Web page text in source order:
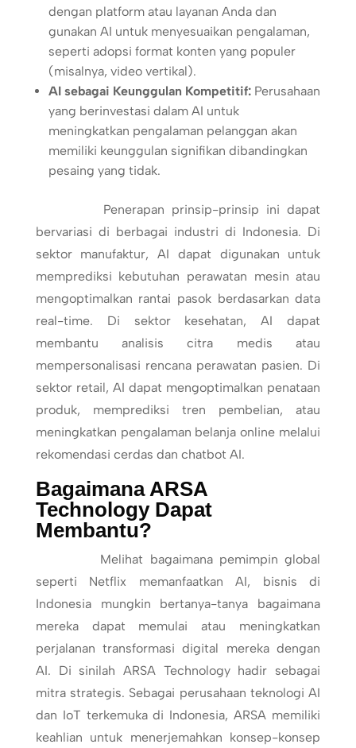
dengan platform atau layanan Anda dan
gunakan AI untuk menyesuaikan pengalaman,
seperti adopsi format konten yang populer
(misalnya, video vertikal).
AI sebagai Keunggulan Kompetitif:Perusahaan
yang berinvestasi dalam AI untuk
meningkatkan pengalaman pelanggan akan
memiliki keunggulan signifikan dibandingkan
pesaing yang tidak.
Penerapan prinsip-prinsip ini dapat
bervariasi di berbagai industri di Indonesia. Di
sektor manufaktur, AI dapat digunakan untuk
memprediksi kebutuhan perawatan mesin atau
mengoptimalkan rantai pasok berdasarkan data
real-time. Di sektor kesehatan, AI dapat
membantu analisis citra medis atau
mempersonalisasi rencana perawatan pasien. Di
sektor retail, AI dapat mengoptimalkan penataan
produk, memprediksi tren pembelian, atau
meningkatkan pengalaman belanja online melalui
rekomendasi cerdas dan chatbot AI.
Bagaimana ARSA
Technology Dapat
Membantu?
Melihat bagaimana pemimpin global
seperti Netflix memanfaatkan AI, bisnis di
Indonesia mungkin bertanya-tanya bagaimana
mereka dapat memulai atau meningkatkan
perjalanan transformasi digital mereka dengan
AI. Di sinilah ARSA Technology hadir sebagai
mitra strategis. Sebagai perusahaan teknologi AI
dan IoT terkemuka di Indonesia, ARSA memiliki
keahlian untuk menerjemahkan konsep-konsep